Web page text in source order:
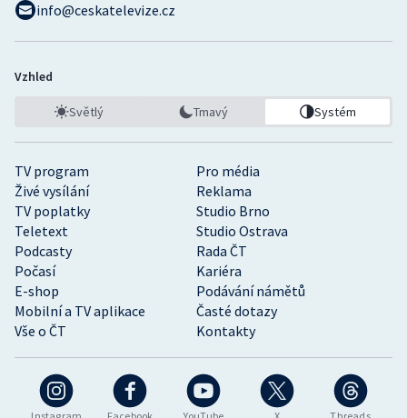
TV program
Pro média
Živé vysílání
Reklama
TV poplatky
Studio Brno
Teletext
Studio Ostrava
Podcasty
Rada ČT
Počasí
Kariéra
E-shop
Podávání námětů
Mobilní a TV aplikace
Časté dotazy
Vše o ČT
Kontakty
info@ceskatelevize.cz
Vzhled
Světlý Tmavý Systém